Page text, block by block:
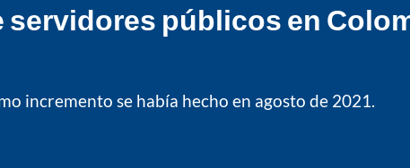
públicos en
incremento se había hecho en agosto de 2021.